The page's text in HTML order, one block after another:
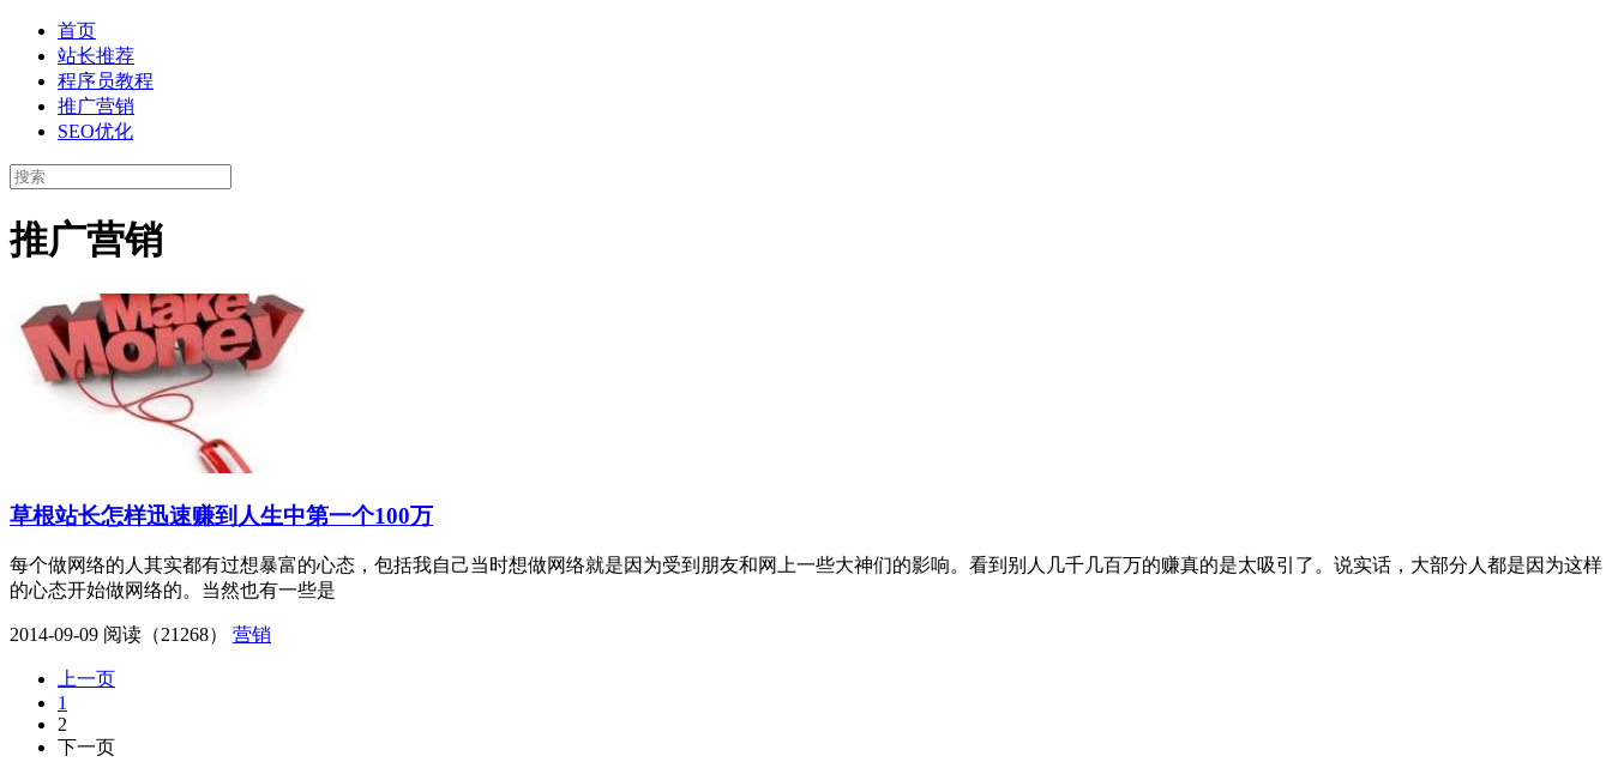
首页
站长推荐
程序员教程
推广营销
SEO优化
推广营销
草根站长怎样迅速赚到人生中第一个100万
每个做网络的人其实都有过想暴富的心态，包括我自己当时想做网络就是因为受到朋友和网上一些大神们的影响。看到别人几千几百万的赚真的是太吸引了。说实话，大部分人都是因为这样
的心态开始做网络的。当然也有一些是
2014-09-09 阅读（21268） 营销
上一页
1
2
下一页